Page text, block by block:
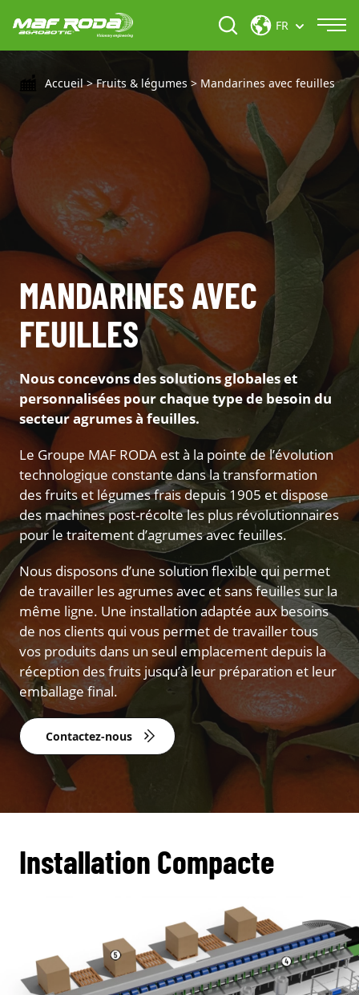
FR
Accueil> Fruits & légumes> Mandarines avec feuilles
MANDARINES AVEC
FEUILLES
Nous concevons des solutions globales et
personnalisées pour chaque type de besoin du
secteur agrumes à feuilles.
Le Groupe MAF RODA est à la pointe de l’évolution
technologique constante dans la transformation
des fruits et légumes frais depuis 1905 et dispose
des machines post-récolte les plus révolutionnaires
pour le traitement d’agrumes avec feuilles.
Nous disposons d’une solution flexible qui permet
de travailler les agrumes avec et sans feuilles sur la
même ligne. Une installation adaptée aux besoins
de nos clients qui vous permet de travailler tous
vos produits dans un seul emplacement depuis la
réception des fruits jusqu’à leur préparation et leur
emballage final.
Contactez-nous
Installation Compacte